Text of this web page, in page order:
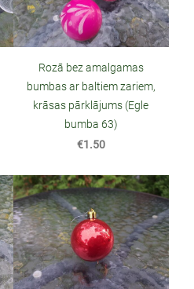
Rozā bez amalgamas
bumbas ar baltiem zariem,
krāsas pārklājums (Egle
bumba 63)
€1.50